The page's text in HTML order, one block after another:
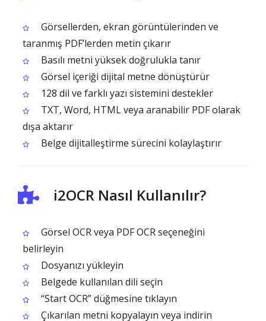
Görsellerden, ekran görüntülerinden ve
taranmış PDF’lerden metin çıkarır
Basılı metni yüksek doğrulukla tanır
Görsel içeriği dijital metne dönüştürür
128 dil ve farklı yazı sistemini destekler
TXT, Word, HTML veya aranabilir PDF olarak
dışa aktarır
Belge dijitalleştirme sürecini kolaylaştırır
i2OCR Nasıl Kullanılır?
Görsel OCR veya PDF OCR seçeneğini
belirleyin
Dosyanızı yükleyin
Belgede kullanılan dili seçin
“Start OCR” düğmesine tıklayın
Çıkarılan metni kopyalayın veya indirin